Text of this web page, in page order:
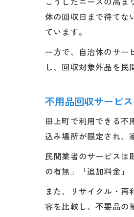
体の回収日まで待てな
ています。
一方で、自治体のサー
し、回収対象外品を
不用品回収サービ
田上町で利用できる不
込み場所が限定され、
民間業者のサービスは
の有無」「追加料金」
また、リサイクル・
容を比較し、不要品の